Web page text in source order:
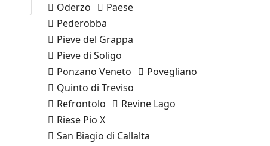
Oderzo
Paese
Pederobba
Pieve del Grappa
Pieve di Soligo
Ponzano Veneto
Povegliano
Quinto di Treviso
Refrontolo
Revine Lago
Riese Pio X
San Biagio di Callalta